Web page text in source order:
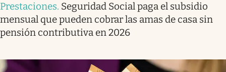
Prestaciones. Seguridad Social paga el subsidio
mensual que pueden cobrar las amas de casa sin
pensión contributiva en 2026